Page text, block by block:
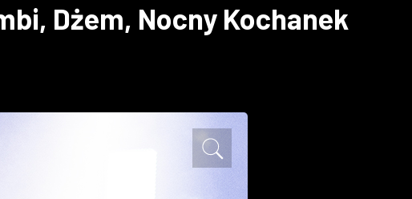
Dżem, Nocny Kochanek